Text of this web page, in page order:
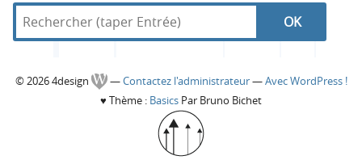
N
R
R
e
d
4
C
© 2026 4design —Contactez l'administrateur—Avec WordPress !
♥ Thème : Basics Par Bruno Bichet